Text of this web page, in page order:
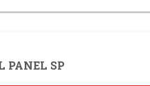
PANEL SP